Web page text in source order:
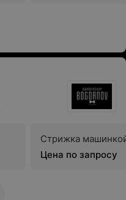
Стрижка
Цена по запросу